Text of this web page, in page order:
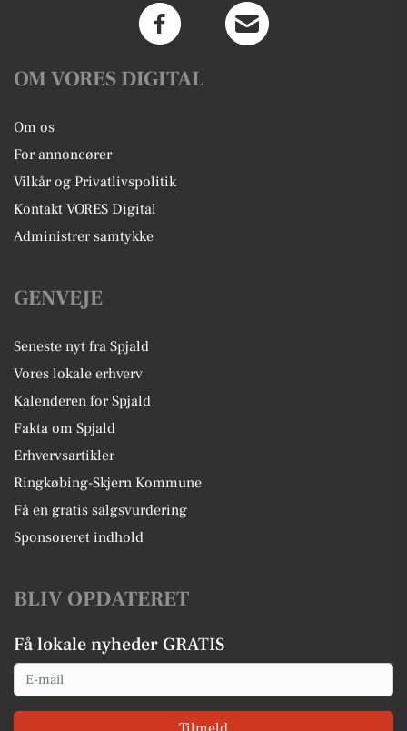
OM VORES DIGITAL
Om os
For annoncører
Vilkår og Privatlivspolitik
Kontakt VORES Digital
Administrer samtykke
GENVEJE
Seneste nyt fra Spjald
Vores lokale erhverv
Kalenderen for Spjald
Fakta om Spjald
Erhvervsartikler
Ringkøbing-Skjern Kommune
Få en gratis salgsvurdering
Sponsoreret indhold
BLIV OPDATERET
Få lokale nyheder GRATIS
Email